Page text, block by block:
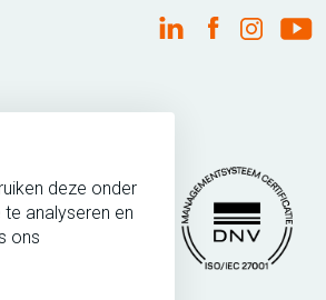
deze onder
analyseren en
ons
FME Linkedin
FMEFME